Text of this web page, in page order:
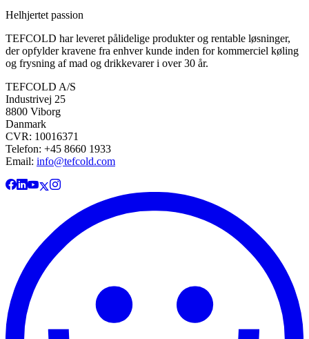
Helhjertet passion
TEFCOLD har leveret pålidelige produkter og rentable løsninger,
der opfylder kravene fra enhver kunde inden for kommerciel køling
og frysning af mad og drikkevarer i over 30 år.
TEFCOLD A/S
Industrivej 25
8800 Viborg
Danmark
CVR: 10016371
Telefon: +45 8660 1933
Email: info@tefcold.com